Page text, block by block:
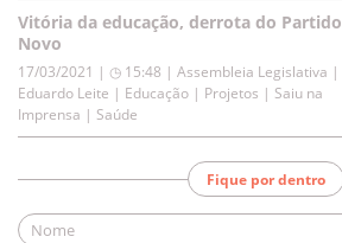
Vitória da educação, derrota do Partido
Novo
17/03/2021 | ◷ 15:48 | Assembleia Legislativa |
Eduardo Leite | Educação | Projetos | Saiu na
Imprensa | Saúde
Fique por dentro